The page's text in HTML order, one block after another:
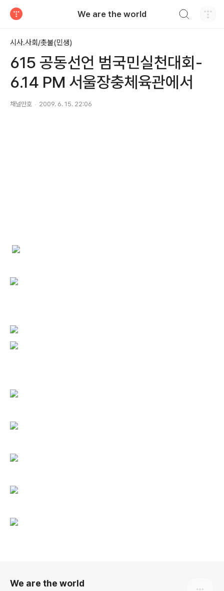
We are the world
시사.사회/촛불(민생)
615 공동선언 범국민실천대회-
6.14 PM 서울장충체육관에서
채널만호 2009. 6. 15. 22:06
We are the world